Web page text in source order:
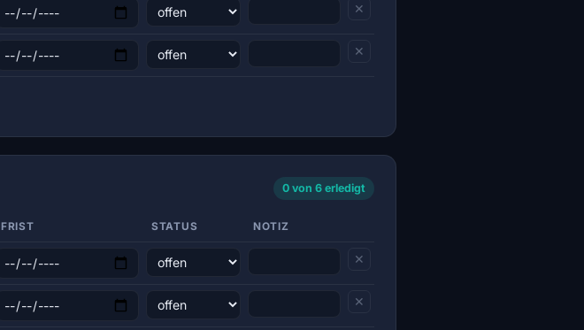
✕
✕
0 von 6 erledigt
FRIST STATUS NOTIZ
✕
✕